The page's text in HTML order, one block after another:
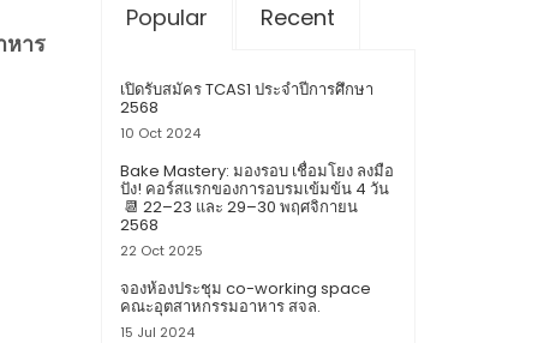
หาร
Popular Recent
เปิดรับสมัคร TCAS1 ประจำปีการศึกษา
2568
10 Oct 2024
Bake Mastery: มองรอบ เชื่อมโยง ลงมือ
ปัง! คอร์สแรกของการอบรมเข้มข้น 4 วัน
📆 22–23 และ 29–30 พฤศจิกายน
2568
22 Oct 2025
จองห้องประชุม co-working space
คณะอุตสาหกรรม​อาหาร สจล.
15 Jul 2024